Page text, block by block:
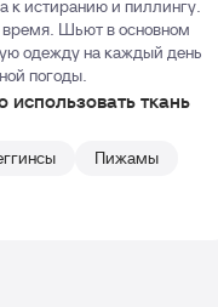
к истиранию и пиллингу.
время. Шьют в основном
одежду на каждый день
погоды.
ткань
Пижамы